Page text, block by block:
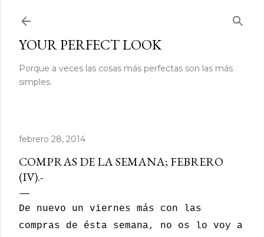
YOUR PERFECT LOOK
Porque a veces las cosas más perfectas son las más
simples.
febrero 28, 2014
COMPRAS DE LA SEMANA; FEBRERO
(IV).-
De nuevo un viernes más con las
compras de ésta semana, no os lo voy a